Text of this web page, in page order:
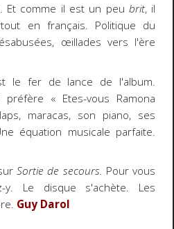
Et comme il est un peu brit, il
en français. Politique du
œillades vers l'ère
le fer de lance de l'album.
« Etes-vous Ramona
maracas, son piano, ses
équation musicale parfaite.
Sortie de secours. Pour vous
y. Le disque s'achète. Les
Guy Darol